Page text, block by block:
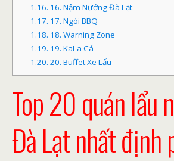
1.16. 16. Nậm Nướng Đà Lạt
1.17. 17. Ngói BBQ
1.18. 18. Warning Zone
1.19. 19. KaLa Cá
1.20. 20. Buffet Xe Lẩu
Top 20 quán lẩu
Đà Lạt nhất định